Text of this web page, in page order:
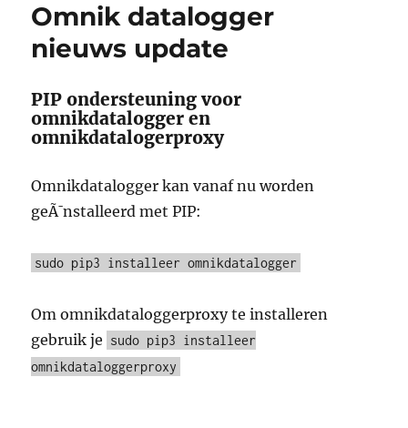
Omnik datalogger
nieuws update
PIP ondersteuning voor
omnikdatalogger en
omnikdatalogerproxy
Omnikdatalogger kan vanaf nu worden
geÃ¯nstalleerd met PIP:
sudo pip3 installeer omnikdatalogger
Om omnikdataloggerproxy te installeren
gebruik je sudo pip3 installeer
omnikdataloggerproxy